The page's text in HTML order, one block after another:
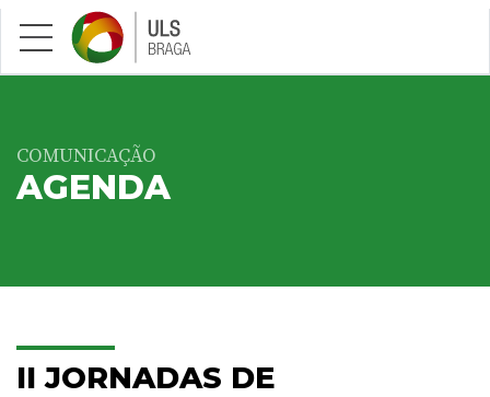
Saltar para conteúdo principal
COMUNICAÇÃO
AGENDA
II JORNADAS DE